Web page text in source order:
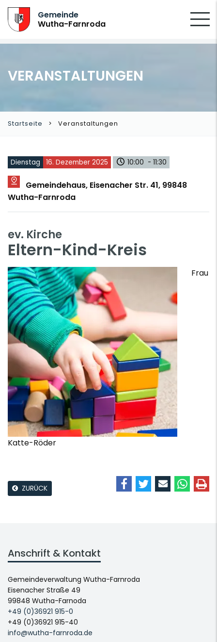
Gemeinde
Wutha-Farnroda
VERANSTALTUNGEN
Startseite Veranstaltungen
Dienstag 16. Dezember 2025 10:00 - 11:30
Gemeindehaus, Eisenacher Str. 41, 99848
Wutha-Farnroda
ev. Kirche
Eltern-Kind-Kreis
Frau
Katte-Röder
ZURÜCK
Anschrift & Kontakt
Gemeindeverwaltung Wutha-Farnroda
Eisenacher Straße 49
99848 Wutha-Farnoda
+49 (0)36921 915-0
+49 (0)36921 915-40
info@wutha-farnroda.de